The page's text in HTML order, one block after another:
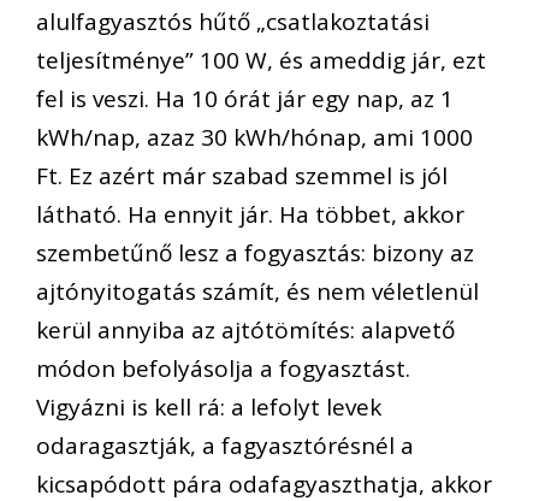
alulfagyasztós hűtő „csatlakoztatási
teljesítménye” 100 W, és ameddig jár, ezt
fel is veszi. Ha 10 órát jár egy nap, az 1
kWh/nap, azaz 30 kWh/hónap, ami 1000
Ft. Ez azért már szabad szemmel is jól
látható. Ha ennyit jár. Ha többet, akkor
szembetűnő lesz a fogyasztás: bizony az
ajtónyitogatás számít, és nem véletlenül
kerül annyiba az ajtótömítés: alapvető
módon befolyásolja a fogyasztást.
Vigyázni is kell rá: a lefolyt levek
odaragasztják, a fagyasztórésnél a
kicsapódott pára odafagyaszthatja, akkor